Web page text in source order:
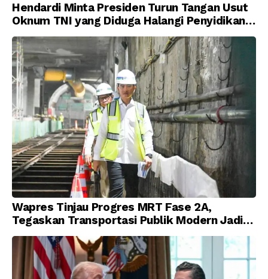
Hendardi Minta Presiden Turun Tangan Usut
Oknum TNI yang Diduga Halangi Penyidikan
Korupsi
Wapres Tinjau Progres MRT Fase 2A,
Tegaskan Transportasi Publik Modern Jadi
Prioritas Nasional